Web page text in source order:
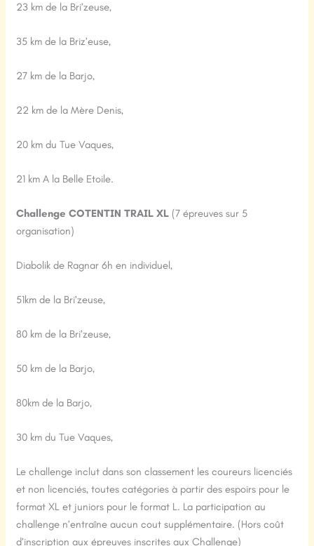
23 km de la Bri’zeuse,
35 km de la Briz’euse,
27 km de la Barjo,
22 km de la Mère Denis,
20 km du Tue Vaques,
21 km A la Belle Etoile.
Challenge COTENTIN TRAIL XL (7 épreuves sur 5
organisation)
Diabolik de Ragnar 6h en individuel,
51km de la Bri’zeuse,
80 km de la Bri’zeuse,
50 km de la Barjo,
80km de la Barjo,
30 km du Tue Vaques,
Le challenge inclut dans son classement les coureurs licenciés
et non licenciés, toutes catégories à partir des espoirs pour le
format XL et juniors pour le format L. La participation au
challenge n’entraîne aucun cout supplémentaire. (Hors coût
d’inscription aux épreuves inscrites aux Challenge)